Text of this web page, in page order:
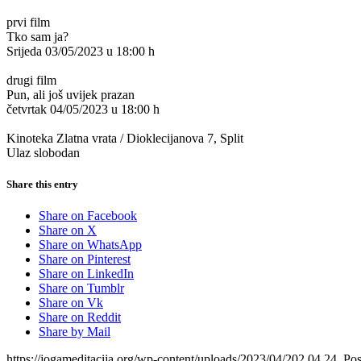
prvi film
Tko sam ja?
Srijeda 03/05/2023 u 18:00 h
drugi film
Pun, ali još uvijek prazan
četvrtak 04/05/2023 u 18:00 h
Kinoteka Zlatna vrata / Dioklecijanova 7, Split
Ulaz slobodan
Share this entry
Share on Facebook
Share on X
Share on WhatsApp
Share on Pinterest
Share on LinkedIn
Share on Tumblr
Share on Vk
Share on Reddit
Share by Mail